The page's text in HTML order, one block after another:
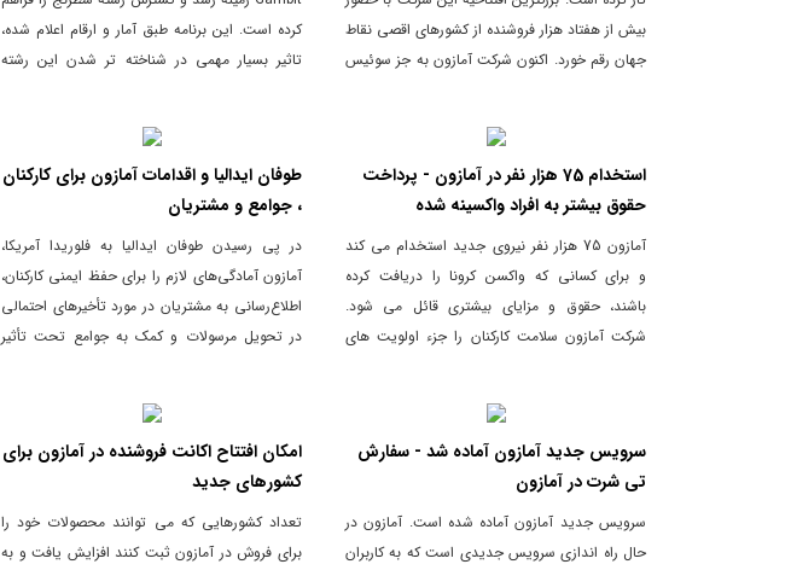
بیش از هفتاد هزار فروشنده از کشورهای اقصی نقاط
جهان رقم خورد. اکنون شرکت آمازون به جز سوئیس
کرده است. این برنامه طبق آمار و ارقام اعلام شده،
تاثیر بسیار مهمی در شناخته تر شدن این رشته
استخدام 75 هزار نفر در آمازون - پرداخت
حقوق بیشتر به افراد واکسینه شده
آمازون 75 هزار نفر نیروی جدید استخدام می‌ کند
و برای کسانی که واکسن کرونا را دریافت کرده
باشند، حقوق و مزایای بیشتری قائل می شود.
شرکت آمازون سلامت کارکنان را جزء اولویت های
طوفان ایدالیا و اقدامات آمازون برای کارکنان
، جوامع و مشتریان
در پی رسیدن طوفان ایدالیا به فلوریدا آمریکا،
آمازون آمادگی‌های لازم را برای حفظ ایمنی کارکنان،
اطلاع‌رسانی به مشتریان در مورد تأخیرهای احتمالی
در تحویل مرسولات و کمک به جوامع تحت تأثیر
همکاری در ارتقاء توانایی‌ها و کمک به جوامع متضرر
استفاده می‌کند.
سرویس جدید آمازون آماده شد - سفارش
تی شرت در آمازون
سرویس جدید آمازون آماده شده است. آمازون در
حال راه اندازی سرویس جدیدی است که به کاربران
امکان افتتاح اکانت فروشنده در آمازون برای
کشورهای جدید
تعداد کشورهایی که می توانند محصولات خود را
برای فروش در آمازون ثبت کنند افزایش یافت و به